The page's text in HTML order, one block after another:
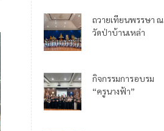
ถวายเทียนพรรษา ณ
วัดป่าบ้านเหล่า
กิจกรรมการอบรม
“ครูนางฟ้า”